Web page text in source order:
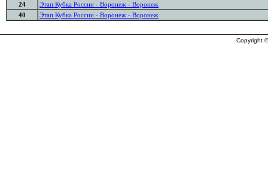
24
Этап Кубка России - Воронеж - Воронеж
40
Этап Кубка России - Воронеж - Воронеж
Copyright